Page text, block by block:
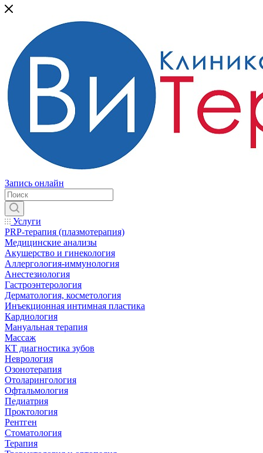
Запись онлайн
Услуги
PRP-терапия (плазмотерапия)
Медицинские анализы
Акушерство и гинекология
Аллергология-иммунология
Анестезиология
Гастроэнтерология
Дерматология, косметология
Инъекционная интимная пластика
Кардиология
Мануальная терапия
Массаж
КТ диагностика зубов
Неврология
Озонотерапия
Отоларингология
Офтальмология
Педиатрия
Проктология
Рентген
Стоматология
Терапия